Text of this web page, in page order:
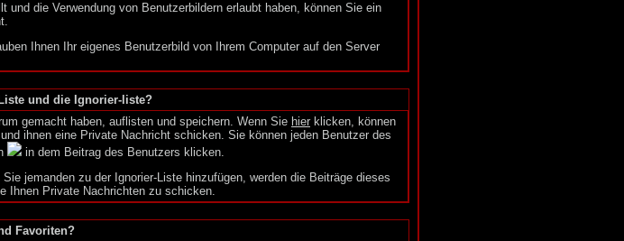
die Verwendung von Benutzerbildern erlaubt haben, können Sie ein
Ihnen Ihr eigenes Benutzerbild von Ihrem Computer auf den Server
und die Ignorier-liste?
gemacht haben, auflisten und speichern. Wenn Sie hier klicken, können
ihnen eine Private Nachricht schicken. Sie können jeden Benutzer des
in dem Beitrag des Benutzers klicken.
jemanden zu der Ignorier-Liste hinzufügen, werden die Beiträge dieses
Ihnen Private Nachrichten zu schicken.
Favoriten?